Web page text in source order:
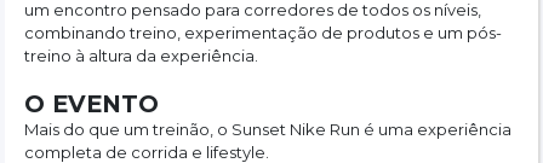
um encontro pensado para corredores de todos os níveis,
combinando treino, experimentação de produtos e um pós-
treino à altura da experiência.
O EVENTO
Mais do que um treinão, o Sunset Nike Run é uma experiência
completa de corrida e lifestyle.